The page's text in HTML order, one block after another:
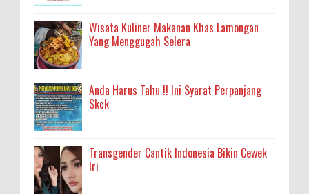
Wisata Kuliner Makanan Khas Lamongan
Yang Menggugah Selera
Anda Harus Tahu !! Ini Syarat Perpanjang
Skck
Transgender Cantik Indonesia Bikin Cewek
Iri